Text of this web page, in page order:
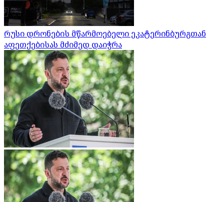
რუსი დრონების მწარმოებელი ეკატერინბურგთან
აფეთქებისას მძიმედ დაიჭრა